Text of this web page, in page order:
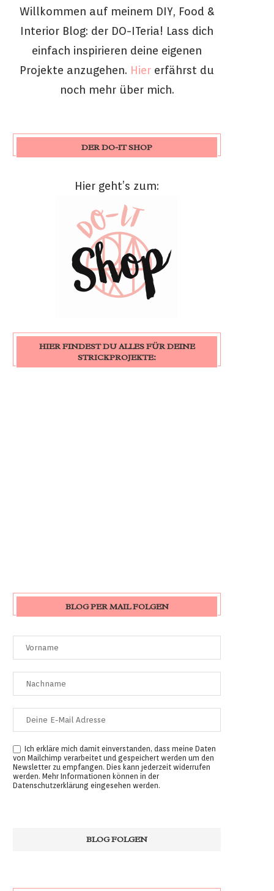
Willkommen auf meinem DIY, Food &
Interior Blog: der DO-ITeria! Lass dich
einfach inspirieren deine eigenen
Projekte anzugehen. Hier erfährst du
noch mehr über mich.
DER DO-IT SHOP
Hier geht’s zum:
HIER FINDEST DU ALLES FÜR DEINE
STRICKPROJEKTE:
BLOG PER MAIL FOLGEN
Ich erkläre mich damit einverstanden, dass meine Daten
von Mailchimp verarbeitet und gespeichert werden um den
Newsletter zu empfangen. Dies kann jederzeit widerrufen
werden. Mehr Informationen können in der
Datenschutzerklärung eingesehen werden.